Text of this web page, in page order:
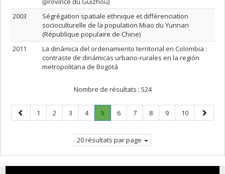
2003
Ségrégation spatiale ethnique et différenciation
socioculturelle de la population Miao du Yunnan
(République populaire de Chine)
2011
La dinámica del ordenamiento territorial en Colombia :
contraste de dinámicas urbano-rurales en la región
metropolitana de Bogotá
Nombre de résultats : 524
Page
précédente
Page
1 Page
2 Page
3 Page
4 Page
5
Page
Page
6 Page
7 Page
8 Page
9 Page
10
Page
20 résultats par page